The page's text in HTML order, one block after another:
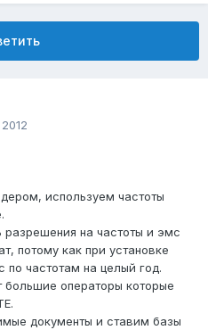
используем частоты
на частоты и эмс
потому как при установке
по частотам на целый год.
большие операторы которые
документы и ставим базы